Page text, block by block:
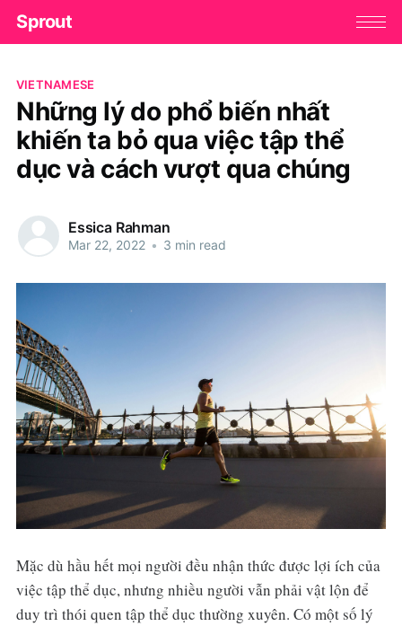
Sprout
VIETNAMESE
Những lý do phổ biến nhất
khiến ta bỏ qua việc tập thể
dục và cách vượt qua chúng
Essica Rahman
Mar 22, 2022 • 3 min read
Mặc dù hầu hết mọi người đều nhận thức được lợi ích của
việc tập thể dục, nhưng nhiều người vẫn phải vật lộn để
duy trì thói quen tập thể dục thường xuyên. Có một số lý